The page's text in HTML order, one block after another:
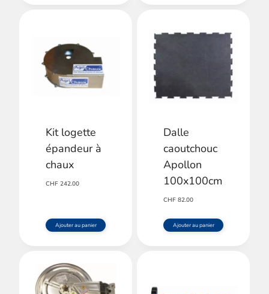
Kit logette
épandeur à
chaux
CHF 242.00
Ajouter au panier
Dalle
caoutchouc
Apollon
100x100cm
CHF 82.00
Ajouter au panier